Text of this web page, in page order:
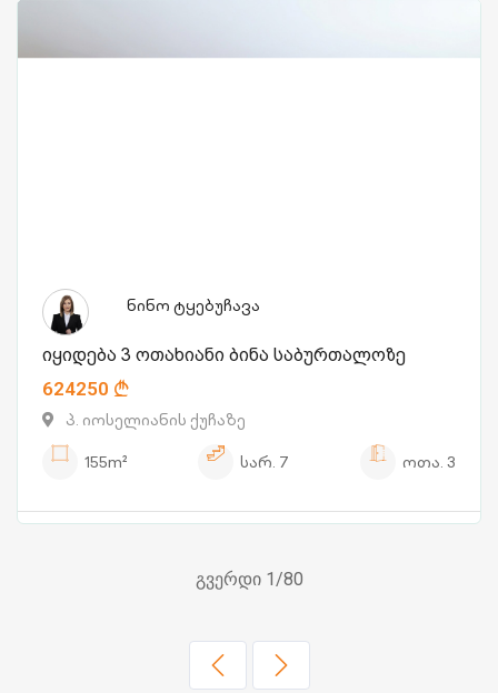
ნინო ტყებუჩავა
იყიდება 3 ოთახიანი ბინა საბურთალოზე
624250
პ. იოსელიანის ქუჩაზე
155m²
სარ. 7 ოთა. 3
გვერდი 1/80